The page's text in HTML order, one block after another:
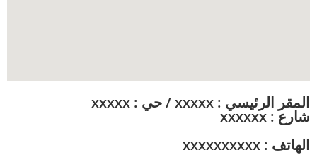
المقر الرئيسي : xxxxx / حي : xxxxx
شارع : xxxxxx
الهاتف : xxxxxxxxxx